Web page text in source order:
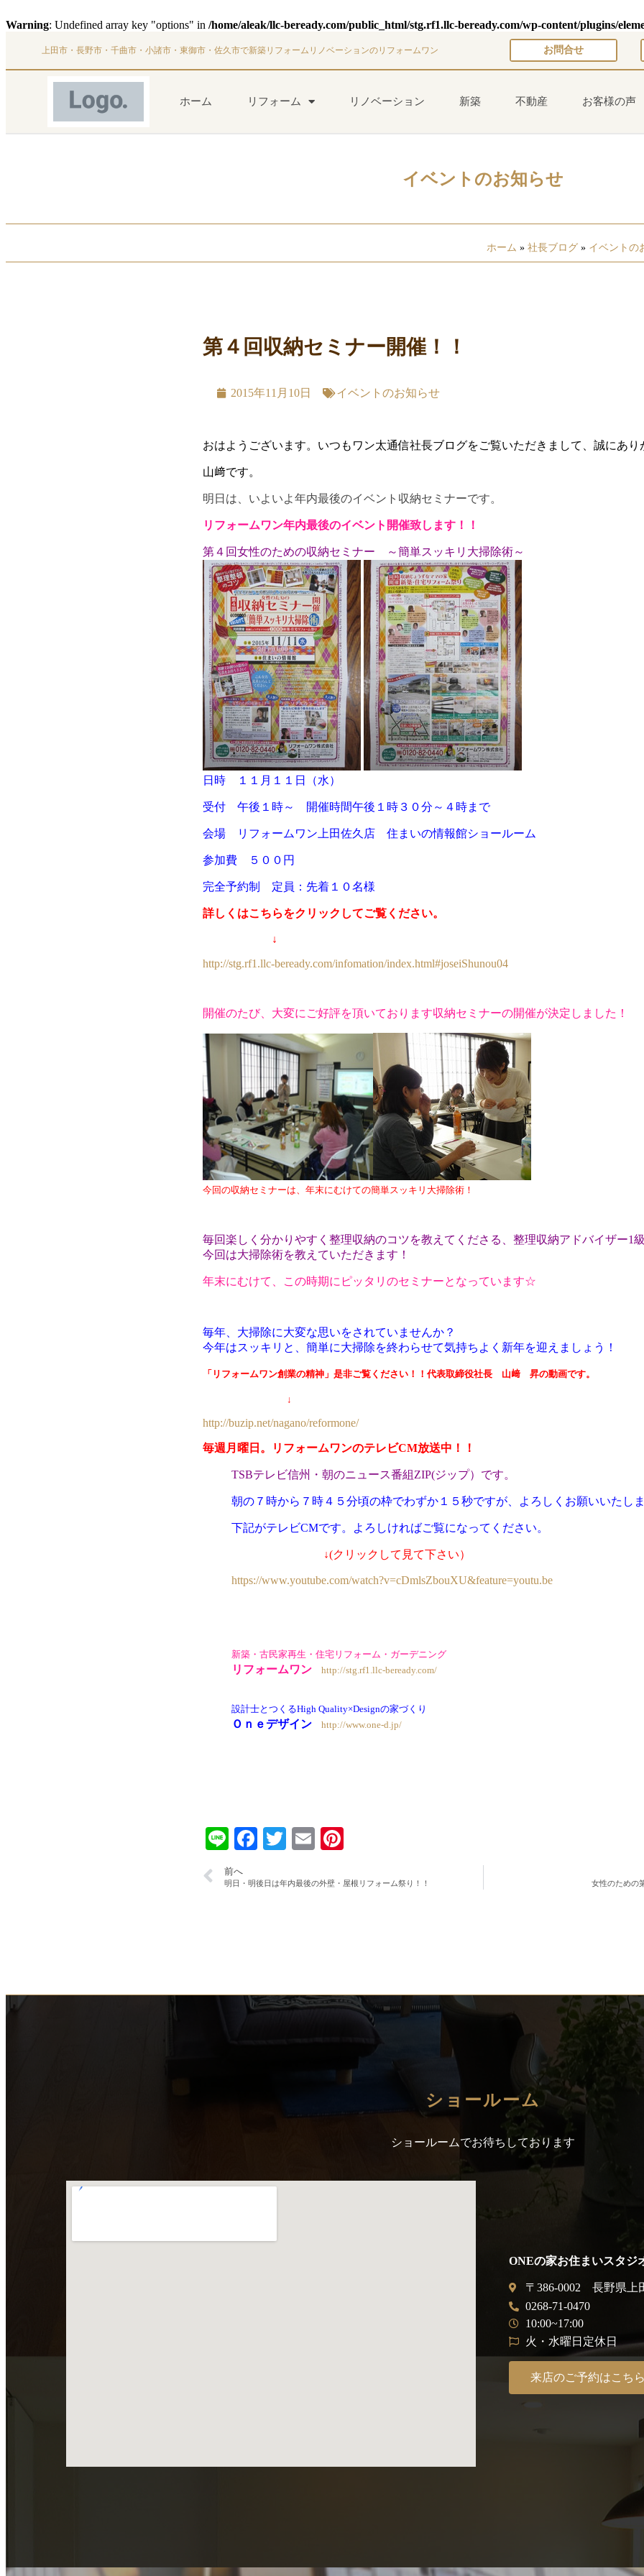
Warning: Undefined array key "options" in /home/aleak/llc-beready.com/public_html/stg.rf1.llc-beready.com/wp-content/plugins/
上田市・長野市・千曲市・小諸市・東御市・佐久市で新築リフォームリノベーションのリフォームワン お問合せ
ホーム リフォーム リノベーション 新築 不動産 お客様の声
イベントのお知らせ
ホーム » 社長ブログ » イベントの
第４回収納セミナー開催！！
2015年11月10日 イベントのお知らせ
おはようございます。いつもワン太通信社長ブログをご覧いただきまして、誠にあ
山﨑です。
明日は、いよいよ年内最後のイベント収納セミナーです。
リフォームワン年内最後のイベント開催致します！！
第４回女性のための収納セミナー ～簡単スッキリ大掃除術～
日時 １１月１１日（水）
受付 午後１時～ 開催時間午後１時３０分～４時まで
会場 リフォームワン上田佐久店 住まいの情報館ショールーム
参加費 ５００円
完全予約制 定員：先着１０名様
詳しくはこちらをクリックしてご覧ください。
↓
http://stg.rf1.llc-beready.com/infomation/index.html#joseiShunou04
開催のたび、大変にご好評を頂いております収納セミナーの開催が決定しました！
今回の収納セミナーは、年末にむけての簡単スッキリ大掃除術！
毎回楽しく分かりやすく整理収納のコツを教えてくださる、整理収納アドバイザー1
今回は大掃除術を教えていただきます！
年末にむけて、この時期にピッタリのセミナーとなっています☆
毎年、大掃除に大変な思いをされていませんか？
今年はスッキリと、簡単に大掃除を終わらせて気持ちよく新年を迎えましょう！
「リフォームワン創業の精神」是非ご覧ください！！代表取締役社長 山﨑 昇の動画です。
↓
http://buzip.net/nagano/reformone/
毎週月曜日。リフォームワンのテレビCM放送中！！
TSBテレビ信州・朝のニュース番組ZIP(ジップ）です。
朝の７時から７時４５分頃の枠でわずか１５秒ですが、よろしくお願いいたし
下記がテレビCMです。よろしければご覧になってください。
↓(クリックして見て下さい）
https://www.youtube.com/watch?v=cDmlsZbouXU&feature=youtu.be
新築・古民家再生・住宅リフォーム・ガーデニング
リフォームワン http://stg.rf1.llc-beready.com/
設計士とつくるHigh Quality×Designの家づくり
Ｏｎｅデザイン http://www.one-d.jp/
LineFacebook
Twitter
Email
前へ
明日・明後日は年内最後の外壁・屋根リフォーム祭り！！ 女性のための
ショールーム
ショールームでお待ちしております
ONEの家お住まいスタジ
〒386-0002 長野県上
0268-71-0470
10:00~17:00
火・水曜日定休日
来店のご予約はこち